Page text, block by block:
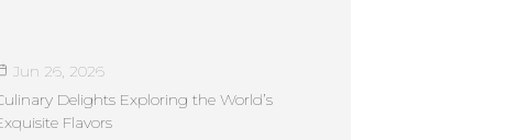
Jun 26, 2026
Delights Exploring the World’s
Flavors